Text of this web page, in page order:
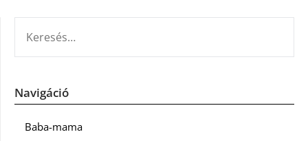
Navigáció
Baba-mama